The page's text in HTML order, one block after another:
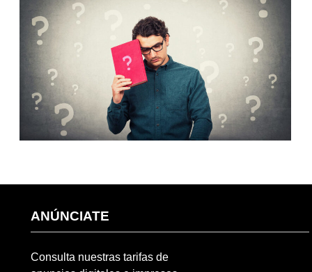
ANÚNCIATE
Consulta nuestras tarifas de